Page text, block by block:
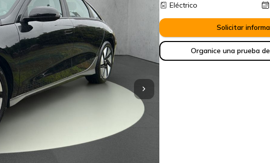
Eléctrico
Solicitar
Organice una prueba